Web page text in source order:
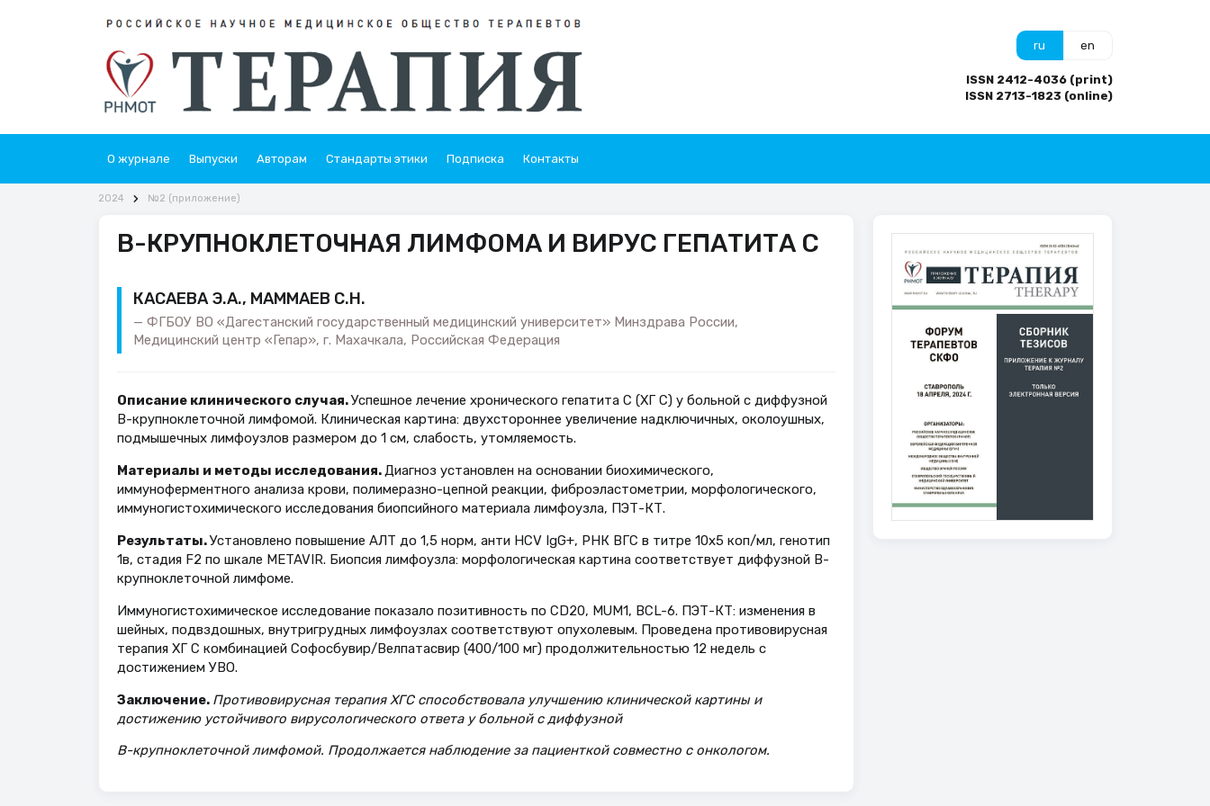
ru en
ISSN 2412-4036 (print)
ISSN 2713-1823 (online)
О журнале Выпуски Авторам Стандарты этики Подписка Контакты
2024 №2 (приложение)
В-КРУПНОКЛЕТОЧНАЯ ЛИМФОМА И ВИРУС ГЕПАТИТА С
КАСАЕВА Э.А., МАММАЕВ С.Н.
ФГБОУ ВО «Дагестанский государственный медицинский университет» Минздрава России,
Медицинский центр «Гепар», г. Махачкала, Российская Федерация
Описание клинического случая.Успешное лечение хронического гепатита С (ХГ С) у больной с диффузной
В-крупноклеточной лимфомой. Клиническая картина: двухстороннее увеличение надключичных, околоушных,
подмышечных лимфоузлов размером до 1 см, слабость, утомляемость.
Материалы и методы исследования.Диагноз установлен на основании биохимического,
иммуноферментного анализа крови, полимеразно-цепной реакции, фиброэластометрии, морфологического,
иммуногистохимического исследования биопсийного материала лимфоузла, ПЭТ-КТ.
Результаты.Установлено повышение АЛТ до 1,5 норм, анти HCV IgG+, РНК ВГС в титре 10х5 коп/мл, генотип
1в, стадия F2 по шкале METAVIR. Биопсия лимфоузла: морфологическая картина соответствует диффузной В-
крупноклеточной лимфоме.
Иммуногистохимическое исследование показало позитивность по CD20, MUM1, BCL-6. ПЭТ-КТ: изменения в
шейных, подвздошных, внутригрудных лимфоузлах соответствуют опухолевым. Проведена противовирусная
терапия ХГ С комбинацией Софосбувир/Велпатасвир (400/100 мг) продолжительностью 12 недель с
достижением УВО.
Заключение. Противовирусная терапия ХГС способствовала улучшению клинической картины и
достижению устойчивого вирусологического ответа у больной с диффузной
В-крупноклеточной лимфомой. Продолжается наблюдение за пациенткой совместно с онкологом.